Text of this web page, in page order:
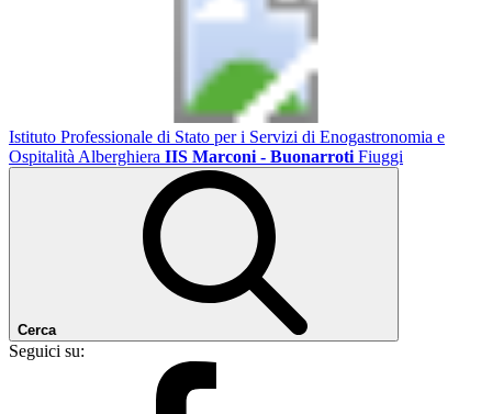
Istituto Professionale di Stato per i Servizi di Enogastronomia e
Ospitalità Alberghiera IIS Marconi - Buonarroti Fiuggi
Cerca
Seguici su: